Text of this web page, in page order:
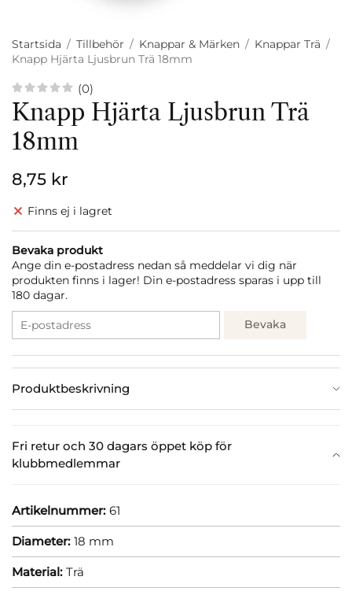
Startsida / Tillbehör / Knappar & Märken / Knappar Trä /
Knapp Hjärta Ljusbrun Trä 18mm
(0)
Knapp Hjärta Ljusbrun Trä
18mm
8,75 kr
Finns ej i lagret
Bevaka produkt
Ange din e-postadress nedan så meddelar vi dig när
produkten finns i lager! Din e-postadress sparas i upp till
180 dagar.
Bevaka
Produktbeskrivning
Fri retur och 30 dagars öppet köp för
klubbmedlemmar
Artikelnummer: 61
Diameter: 18 mm
Material: Trä